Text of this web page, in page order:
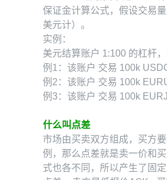
保证金计算公式，假设交易
美元计）。
实例：
美元结算账户 1:100 的杠杆
例1：该账户 交易 100k
例2：该账户 交易 100k
例3：该账户 交易 100k
什么叫点差
市场由买卖双方组成，买方
例，那么点差就是卖一价和
式也各不同，所以产生了固